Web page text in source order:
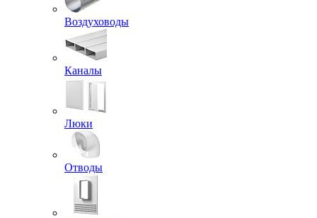
Воздуховоды
Каналы
Люки
Отводы